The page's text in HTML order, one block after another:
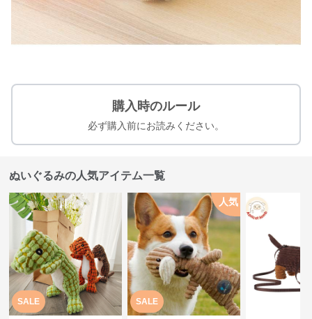
購入時のルール
必ず購入前にお読みください。
ぬいぐるみの人気アイテム一覧
SALE SALE
人気